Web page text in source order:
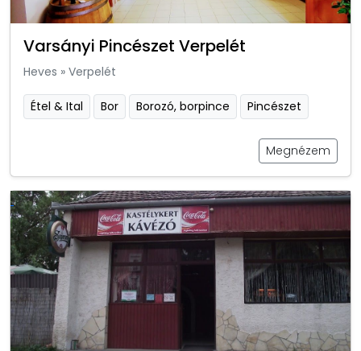
Varsányi Pincészet Verpelét
Heves » Verpelét
Étel & Ital Bor Borozó, borpince Pincészet
Megnézem